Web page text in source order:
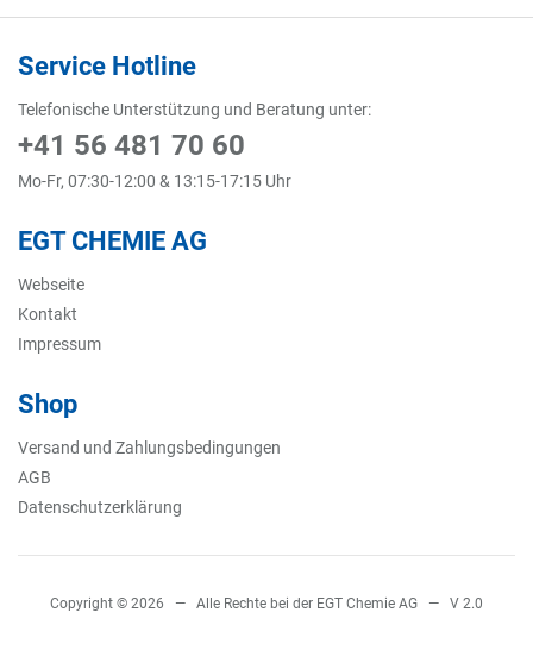
Service Hotline
Telefonische Unterstützung und Beratung unter:
+41 56 481 70 60
Mo-Fr, 07:30-12:00 & 13:15-17:15 Uhr
EGT CHEMIE AG
Webseite
Kontakt
Impressum
Shop
Versand und Zahlungsbedingungen
AGB
Datenschutzerklärung
Copyright © 2026 — Alle Rechte bei der EGT Chemie AG — V 2.0